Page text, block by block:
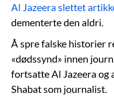
Al Jazeera slettet
dementerte den aldri.
Å spre falske historier
«dødssynd» innen
fortsatte Al Jazeera og
Shabat som journalist.